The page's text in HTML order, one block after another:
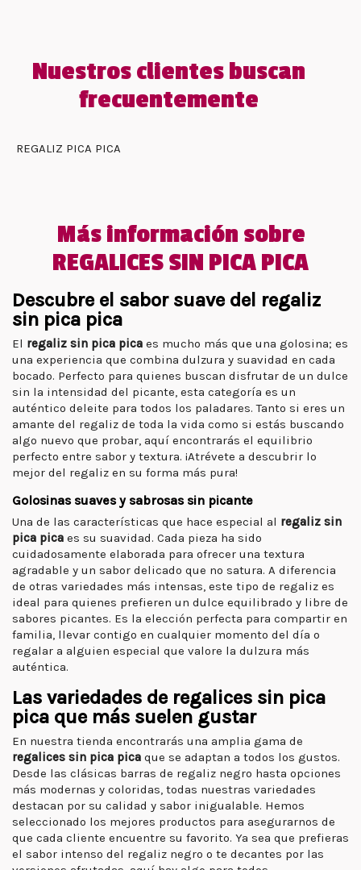
Nuestros clientes buscan
frecuentemente
REGALIZ PICA PICA
Más información sobre
REGALICES SIN PICA PICA
Descubre el sabor suave del regaliz
sin pica pica
El regaliz sin pica pica es mucho más que una golosina; es
una experiencia que combina dulzura y suavidad en cada
bocado. Perfecto para quienes buscan disfrutar de un dulce
sin la intensidad del picante, esta categoría es un
auténtico deleite para todos los paladares. Tanto si eres un
amante del regaliz de toda la vida como si estás buscando
algo nuevo que probar, aquí encontrarás el equilibrio
perfecto entre sabor y textura. ¡Atrévete a descubrir lo
mejor del regaliz en su forma más pura!
Golosinas suaves y sabrosas sin picante
Una de las características que hace especial al regaliz sin
pica pica es su suavidad. Cada pieza ha sido
cuidadosamente elaborada para ofrecer una textura
agradable y un sabor delicado que no satura. A diferencia
de otras variedades más intensas, este tipo de regaliz es
ideal para quienes prefieren un dulce equilibrado y libre de
sabores picantes. Es la elección perfecta para compartir en
familia, llevar contigo en cualquier momento del día o
regalar a alguien especial que valore la dulzura más
auténtica.
Las variedades de regalices sin pica
pica que más suelen gustar
En nuestra tienda encontrarás una amplia gama de
regalices sin pica pica que se adaptan a todos los gustos.
Desde las clásicas barras de regaliz negro hasta opciones
más modernas y coloridas, todas nuestras variedades
destacan por su calidad y sabor inigualable. Hemos
seleccionado los mejores productos para asegurarnos de
que cada cliente encuentre su favorito. Ya sea que prefieras
el sabor intenso del regaliz negro o te decantes por las